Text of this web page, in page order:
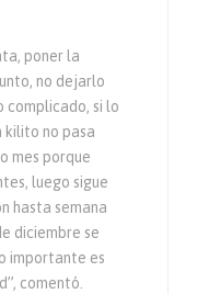
poner la
no dejarlo
complicado, si lo
kilito no pasa
mes porque
luego sigue
hasta semana
diciembre se
importante es
comentó.